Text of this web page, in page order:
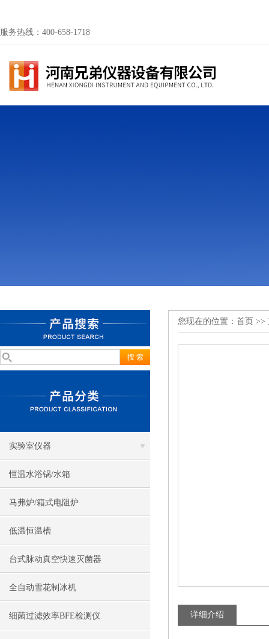
服务热线：400-658-1718
实验室仪器
恒温水浴锅/水箱
马弗炉/箱式电阻炉
低温恒温槽
台式脉动真空快速灭菌器
全自动雪花制冰机
细菌过滤效率BFE检测仪
您现在的位置： 首页 >>
详细介绍